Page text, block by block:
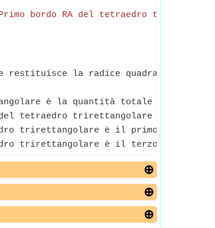
bordo RA del tetraedro
e restituisce la radice quadrata del
è la quantità totale di spazio
tetraedro trirettangolare è il
trirettangolare è il primo bordo
trirettangolare è il terzo bordo